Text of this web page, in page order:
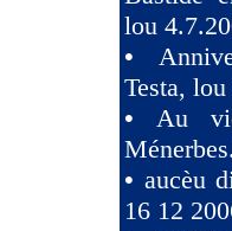
lou
•
Testa,
• Au
• aucèu
16 12